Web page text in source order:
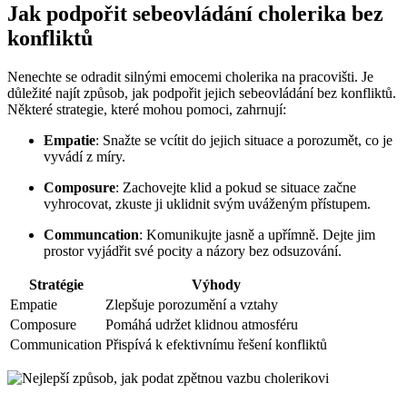
Jak podpořit sebeovládání cholerika bez
konfliktů
Nenechte se odradit silnými emocemi cholerika na pracovišti. Je
důležité najít způsob, jak podpořit jejich sebeovládání bez konfliktů.
Některé strategie, které mohou pomoci, zahrnují:
Empatie: Snažte se vcítit do jejich situace a porozumět, co je
vyvádí z míry.
Composure: Zachovejte klid a pokud se situace začne
vyhrocovat, zkuste ji uklidnit svým uváženým přístupem.
Communcation: Komunikujte jasně a upřímně. Dejte jim
prostor vyjádřit své pocity a názory bez odsuzování.
Stratégie
Výhody
Empatie
Zlepšuje porozumění a vztahy
Composure
Pomáhá udržet klidnou atmosféru
Communication Přispívá k efektivnímu řešení konfliktů